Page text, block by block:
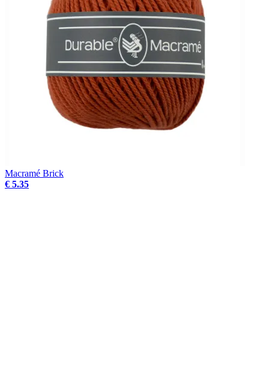
Macramé Brick
€ 5.35